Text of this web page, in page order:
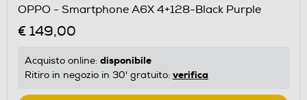
OPPO - Smartphone A6X 4+128-Black Purple
€ 149,00
Acquisto online: disponibile
Ritiro in negozio in 30' gratuito: verifica